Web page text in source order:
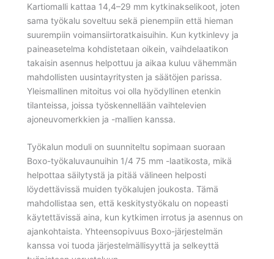
Kartiomalli kattaa 14,4–29 mm kytkinakselikoot, joten
sama työkalu soveltuu sekä pienempiin että hieman
suurempiin voimansiirtoratkaisuihin. Kun kytkinlevy ja
paineasetelma kohdistetaan oikein, vaihdelaatikon
takaisin asennus helpottuu ja aikaa kuluu vähemmän
mahdollisten uusintayritysten ja säätöjen parissa.
Yleismallinen mitoitus voi olla hyödyllinen etenkin
tilanteissa, joissa työskennellään vaihtelevien
ajoneuvomerkkien ja -mallien kanssa.
Työkalun moduli on suunniteltu sopimaan suoraan
Boxo-työkaluvaunuihin 1/4 75 mm -laatikosta, mikä
helpottaa säilytystä ja pitää välineen helposti
löydettävissä muiden työkalujen joukosta. Tämä
mahdollistaa sen, että keskitystyökalu on nopeasti
käytettävissä aina, kun kytkimen irrotus ja asennus on
ajankohtaista. Yhteensopivuus Boxo-järjestelmän
kanssa voi tuoda järjestelmällisyyttä ja selkeyttä